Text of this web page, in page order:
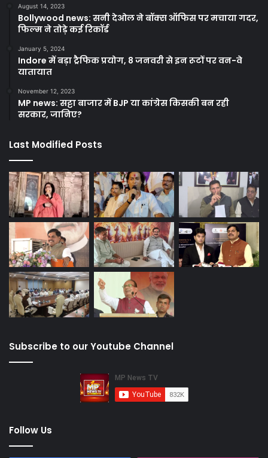
August 14, 2023
Bollywood news: सनी देओल ने बॉक्स ऑफिस पर मचाया गदर,
फिल्म ने तोड़े कई रिकॉर्ड
January 5, 2024
Indore में बड़ा ट्रैफिक प्रयोग, 8 जनवरी से इन रूटों पर वन-वे
यातायात
November 12, 2023
MP news: सट्टा बाजार में BJP या कांग्रेस किसकी बन रही
सरकार, जानिए?
Last Modified Posts
Subscribe to our Youtube Channel
Follow Us